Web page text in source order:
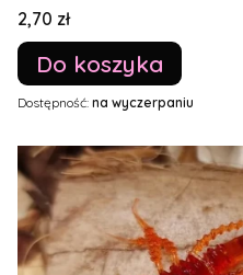
Cena
2,70 zł
Do koszyka
Dostępność: na wyczerpaniu